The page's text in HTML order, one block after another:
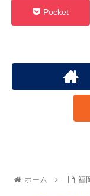
Pocket
ホーム 福